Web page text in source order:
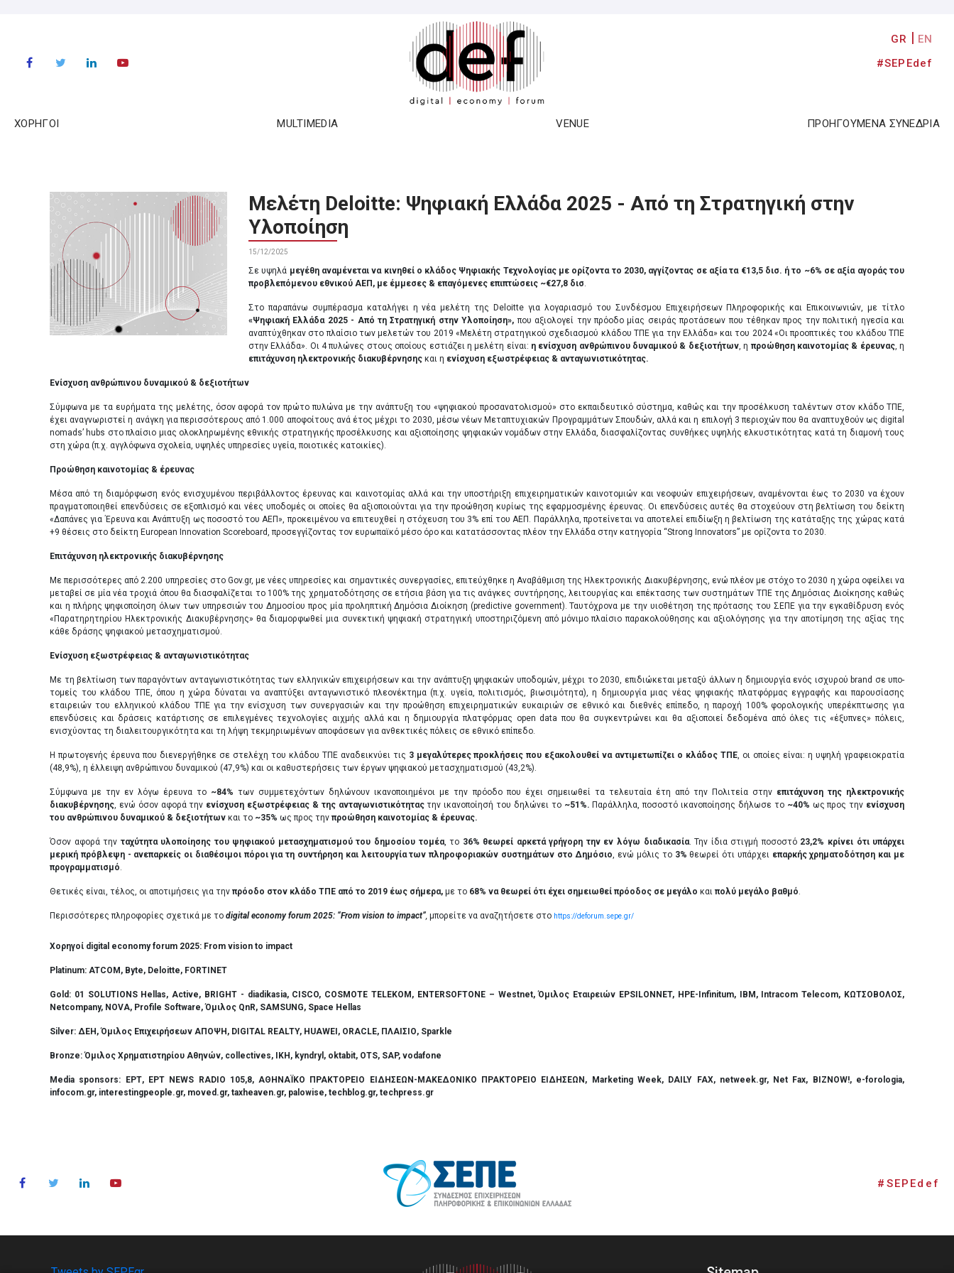
GR
EN
#SEPEdef
ΧΟΡΗΓΟΙ MULTIMEDIA VENUE ΠΡΟΗΓΟΥΜΕΝΑ ΣΥΝΕΔΡΙΑ
Μελέτη Deloitte: Ψηφιακή Ελλάδα 2025 - Από τη Στρατηγική στην
Υλοποίηση
15/12/2025
Σε υψηλά μεγέθη αναμένεται να κινηθεί ο κλάδος Ψηφιακής Τεχνολογίας με ορίζοντα το 2030, αγγίζοντας σε αξία τα €13,5 δισ. ή το ~6% σε αξία αγοράς του
προβλεπόμενου εθνικού ΑΕΠ, με έμμεσες & επαγόμενες επιπτώσεις ~€27,8 δισ
Στο παραπάνω συμπέρασμα καταλήγει η νέα μελέτη της Deloitte για λογαριασμό του Συνδέσμου Επιχειρήσεων Πληροφορικής και Επικοινωνιών, με τίτλο
«Ψηφιακή Ελλάδα 2025 - Από τη Στρατηγική στην Υλοποίηση», που αξιολογεί την πρόοδο μίας σειράς προτάσεων που τέθηκαν προς την πολιτική ηγεσία και
αναπτύχθηκαν στο πλαίσιο των μελετών του 2019 «Μελέτη στρατηγικού σχεδιασμού κλάδου ΤΠΕ για την Ελλάδα» και του 2024 «Οι προοπτικές του κλάδου ΤΠΕ
στην Ελλάδα». Οι 4 πυλώνες στους οποίους εστιάζει η μελέτη είναι: η ενίσχυση ανθρώπινου δυναμικού & δεξιοτήτων, η προώθηση καινοτομίας & έρευνας, η
επιτάχυνση ηλεκτρονικής διακυβέρνησης και η ενίσχυση εξωστρέφειας & ανταγωνιστικότητας.
Ενίσχυση ανθρώπινου δυναμικού & δεξιοτήτων
Σύμφωνα με τα ευρήματα της μελέτης, όσον αφορά τον πρώτο πυλώνα με την ανάπτυξη του «ψηφιακού προσανατολισμού» στο εκπαιδευτικό σύστημα, καθώς και την προσέλκυση ταλέντων στον κλάδο ΤΠΕ,
έχει αναγνωριστεί η ανάγκη για περισσότερους από 1.000 αποφοίτους ανά έτος μέχρι το 2030, μέσω νέων Μεταπτυχιακών Προγραμμάτων Σπουδών, αλλά και η επιλογή 3 περιοχών που θα αναπτυχθούν ως digital
nomads’ hubs στο πλαίσιο μιας ολοκληρωμένης εθνικής στρατηγικής προσέλκυσης και αξιοποίησης ψηφιακών νομάδων στην Ελλάδα, διασφαλίζοντας συνθήκες υψηλής ελκυστικότητας κατά τη διαμονή τους
στη χώρα (π.χ. αγγλόφωνα σχολεία, υψηλές υπηρεσίες υγεία, ποιοτικές κατοικίες).
Προώθηση καινοτομίας & έρευνας
Μέσα από τη διαμόρφωση ενός ενισχυμένου περιβάλλοντος έρευνας και καινοτομίας αλλά και την υποστήριξη επιχειρηματικών καινοτομιών και νεοφυών επιχειρήσεων, αναμένονται έως το 2030 να έχουν
πραγματοποιηθεί επενδύσεις σε εξοπλισμό και νέες υποδομές οι οποίες θα αξιοποιούνται για την προώθηση κυρίως της εφαρμοσμένης έρευνας. Οι επενδύσεις αυτές θα στοχεύουν στη βελτίωση του δείκτη
«Δαπάνες για Έρευνα και Ανάπτυξη ως ποσοστό του ΑΕΠ», προκειμένου να επιτευχθεί η στόχευση του 3% επί του ΑΕΠ. Παράλληλα, προτείνεται να αποτελεί επιδίωξη η βελτίωση της κατάταξης της χώρας κατά
+9 θέσεις στο δείκτη European Innovation Scoreboard, προσεγγίζοντας τον ευρωπαϊκό μέσο όρο και κατατάσσοντας πλέον την Ελλάδα στην κατηγορία “Strong Innovators” με ορίζοντα το 2030.
Επιτάχυνση ηλεκτρονικής διακυβέρνησης
Με περισσότερες από 2.200 υπηρεσίες στο Gov.gr, με νέες υπηρεσίες και σημαντικές συνεργασίες, επιτεύχθηκε η Αναβάθμιση της Ηλεκτρονικής Διακυβέρνησης, ενώ πλέον με στόχο το 2030 η χώρα οφείλει να
μεταβεί σε μία νέα τροχιά όπου θα διασφαλίζεται το 100% της χρηματοδότησης σε ετήσια βάση για τις ανάγκες συντήρησης, λειτουργίας και επέκτασης των συστημάτων ΤΠΕ της Δημόσιας Διοίκησης καθώς
και η πλήρης ψηφιοποίηση όλων των υπηρεσιών του Δημοσίου προς μία προληπτική Δημόσια Διοίκηση (predictive government). Ταυτόχρονα με την υιοθέτηση της πρότασης του ΣΕΠΕ για την εγκαθίδρυση ενός
«Παρατηρητηρίου Ηλεκτρονικής Διακυβέρνησης» θα διαμορφωθεί μια συνεκτική ψηφιακή στρατηγική υποστηριζόμενη από μόνιμο πλαίσιο παρακολούθησης και αξιολόγησης για την αποτίμηση της αξίας της
κάθε δράσης ψηφιακού μετασχηματισμού.
Ενίσχυση εξωστρέφειας & ανταγωνιστικότητας
Με τη βελτίωση των παραγόντων ανταγωνιστικότητας των ελληνικών επιχειρήσεων και την ανάπτυξη ψηφιακών υποδομών, μέχρι το 2030, επιδιώκεται μεταξύ άλλων η δημιουργία ενός ισχυρού brand σε υπο-
τομείς του κλάδου ΤΠΕ, όπου η χώρα δύναται να αναπτύξει ανταγωνιστικό πλεονέκτημα (π.χ. υγεία, πολιτισμός, βιωσιμότητα), η δημιουργία μιας νέας ψηφιακής πλατφόρμας εγγραφής και παρουσίασης
εταιρειών του ελληνικού κλάδου ΤΠΕ για την ενίσχυση των συνεργασιών και την προώθηση επιχειρηματικών ευκαιριών σε εθνικό και διεθνές επίπεδο, η παροχή 100% φορολογικής υπερέκπτωσης για
επενδύσεις και δράσεις κατάρτισης σε επιλεγμένες τεχνολογίες αιχμής αλλά και η δημιουργία πλατφόρμας open data που θα συγκεντρώνει και θα αξιοποιεί δεδομένα από όλες τις «έξυπνες» πόλεις,
ενισχύοντας τη διαλειτουργικότητα και τη λήψη τεκμηριωμένων αποφάσεων για ανθεκτικές πόλεις σε εθνικό επίπεδο.
Η πρωτογενής έρευνα που διενεργήθηκε σε στελέχη του κλάδου ΤΠΕ αναδεικνύει τις 3 μεγαλύτερες προκλήσεις που εξακολουθεί να αντιμετωπίζει ο κλάδος ΤΠΕ , οι οποίες είναι: η υψηλή γραφειοκρατία
(48,9%), η έλλειψη ανθρώπινου δυναμικού (47,9%) και οι καθυστερήσεις των έργων ψηφιακού μετασχηματισμού (43,2%).
Σύμφωνα με την εν λόγω έρευνα το ~84%των συμμετεχόντων δηλώνουν ικανοποιημένοι με την πρόοδο που έχει σημειωθεί τα τελευταία έτη από την Πολιτεία στην επιτάχυνση της ηλεκτρονικής
διακυβέρνησης , ενώ όσον αφορά την ενίσχυση εξωστρέφειας & της ανταγωνιστικότηταςτην ικανοποίησή του δηλώνει το ~51%. Παράλληλα, ποσοστό ικανοποίησης δήλωσε το ~40% ως προς την ενίσχυση
του ανθρώπινου δυναμικού & δεξιοτήτων και το ~35% ως προς την προώθηση καινοτομίας & έρευνας.
Όσον αφορά την ταχύτητα υλοποίησης του ψηφιακού μετασχηματισμού του δημοσίου τομέα, το 36% θεωρεί αρκετά γρήγορη την εν λόγω διαδικασία. Την ίδια στιγμή ποσοστό 23,2% κρίνει ότι υπάρχει
μερική πρόβλεψη - ανεπαρκείς οι διαθέσιμοι πόροι για τη συντήρηση και λειτουργία των πληροφοριακών συστημάτων στο Δημόσιο
, ενώ μόλις το 3% θεωρεί ότι υπάρχει επαρκής χρηματοδότηση και με
προγραμματισμό
Θετικές είναι, τέλος, οι αποτιμήσεις για την πρόοδο στον κλάδο ΤΠΕ από το 2019 έως σήμερα, με το 68% να θεωρεί ότι έχει σημειωθεί πρόοδος σε μεγάλο και πολύ μεγάλο βαθμό
Περισσότερες πληροφορίες σχετικά με το digital economy forum 2025: “From vision to impact” μπορείτε να αναζητήσετε στο https://deforum.sepe.gr/
Χορηγοί digital economy forum 2025: From vision to impact
Platinum: ATCOM, Byte, Deloitte, FORTINET
Gold: 01 SOLUTIONS Hellas, Active, BRIGHT - diadikasia, CISCO, COSMOTE TELEKOM, ENTERSOFTONE – Westnet,Όμιλος Εταιρειών EPSILONNET, HPE-Infinitum, IBM, Intracom Telecom, ΚΩΤΣΟΒΟΛΟΣ,
Netcompany, NOVA, Profile Software,Όμιλος QnR, SAMSUNG, Space Hellas
Silver: ΔΕΗ,Όμιλος Επιχειρήσεων ΑΠΟΨΗ, DIGITAL REALTY, HUAWEI, ORACLE, ΠΛΑΙΣΙΟ, Sparkle
Bronze:Όμιλος Χρηματιστηρίου Αθηνών, collectives, ΙΚΗ, kyndryl, oktabit, OTS, SAP, vodafone
Media sponsors: ΕΡΤ, ΕΡΤ ΝΕWS RADIO 105,8, ΑΘΗΝΑΪΚΟ ΠΡΑΚΤΟΡΕΙΟ ΕΙΔΗΣΕΩΝ-ΜΑΚΕΔΟΝΙΚΟ ΠΡΑΚΤΟΡΕΙΟ ΕΙΔΗΣΕΩΝ, Marketing Week, DAILY FAX, netweek.gr, Net Fax, BIZNOW!, e-forologia,
infocom.gr, interestingpeople.gr, moved.gr, taxheaven.gr, palowise, techblog.gr, techpress.gr
#SEPEdef